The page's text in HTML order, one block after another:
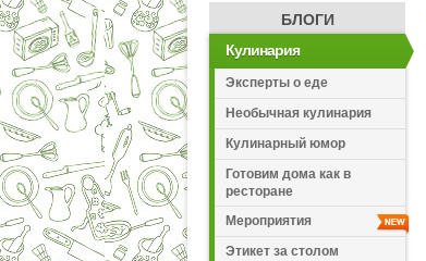
БЛОГИ
Кулинария
Эксперты о еде
Необычная кулинария
Кулинарный юмор
Готовим дома как в
ресторане
Мероприятия
Этикет за столом